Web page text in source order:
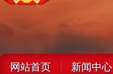
网站首页 新闻中心